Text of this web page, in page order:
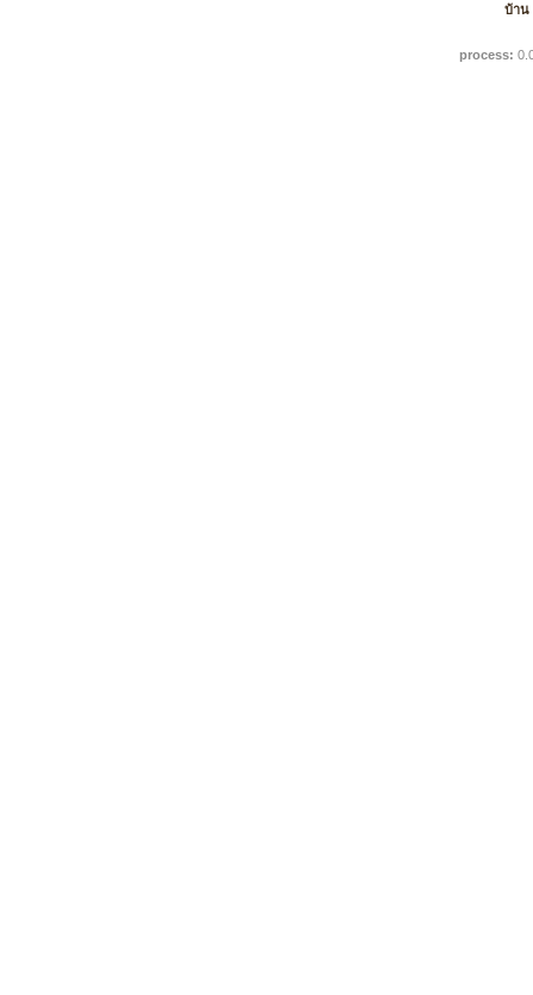
บ้าน
process: